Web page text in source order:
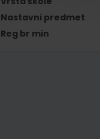
Nastavni predmet
Reg br min